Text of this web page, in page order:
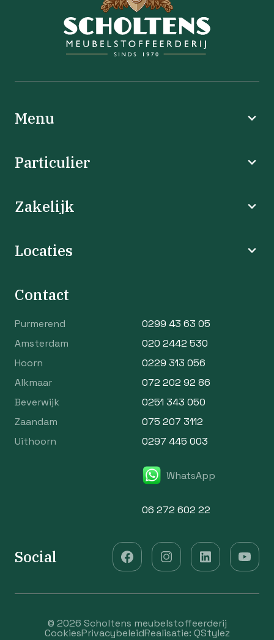
Menu
Particulier
Zakelijk
Locaties
Contact
Purmerend
0299 43 63 05
Amsterdam
020 2442 530
Hoorn
0229 313 056
Alkmaar
072 202 92 86
Beverwijk
0251 343 050
Zaandam
075 207 3112
Uithoorn
0297 445 003
WhatsApp
06 272 602 22
Social
© 2026 Scholtens meubelstoffeerderij
CookiesPrivacybeleidRealisatie: QStylez